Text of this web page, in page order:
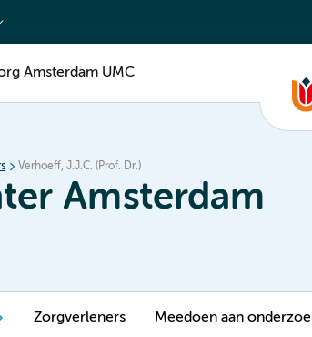
Amsterdam UMC
Verhoeff, J.J.C. (Prof. Dr.)
Amsterdam
Zorgverleners Meedoen aan